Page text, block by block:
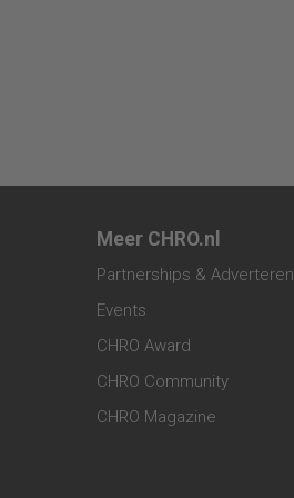
Meer CHRO.nl
Partnerships & Adverteren
Events
CHRO Award
CHRO Community
CHRO Magazine